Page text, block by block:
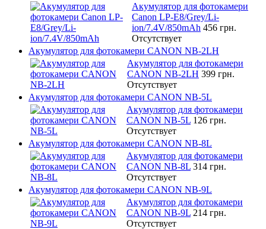
Акумулятор для фотокамери
Canon LP-E8/Grey/Li-
ion/7.4V/850mAh 456 грн.
Отсутствует
Акумулятор для фотокамери CANON NB-2LH
Акумулятор для фотокамери
CANON NB-2LH 399 грн.
Отсутствует
Акумулятор для фотокамери CANON NB-5L
Акумулятор для фотокамери
CANON NB-5L 126 грн.
Отсутствует
Акумулятор для фотокамери CANON NB-8L
Акумулятор для фотокамери
CANON NB-8L 314 грн.
Отсутствует
Акумулятор для фотокамери CANON NB-9L
Акумулятор для фотокамери
CANON NB-9L 214 грн.
Отсутствует